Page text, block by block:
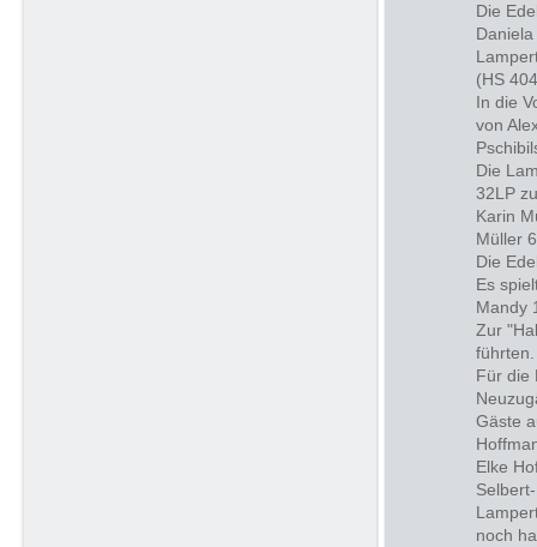
Die
(HS
In die
von
Die
32LP
Karin
Müller
Die
Es
Mandy
Zur
führten.
Für die
Gäste
Elke
noch